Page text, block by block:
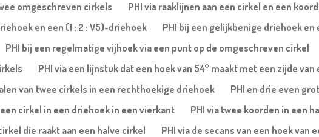
omgeschreven cirkels
PHI via raaklijnen aan een cirkel en een
en een (1 : 2 : V5)-driehoek
PHI bij een gelijkbenige driehoek
PHI bij een regelmatige vijhoek via een punt op de omgeschreven cirkel
PHI via een lijnstuk dat een hoek van 54° maakt met een zijde
van twee cirkels in een rechthoekige driehoek
PHI en drie even
cirkel in een driehoek in een vierkant
PHI via twee koorden in een
die raakt aan een halve cirkel
PHI via de secans van een hoek